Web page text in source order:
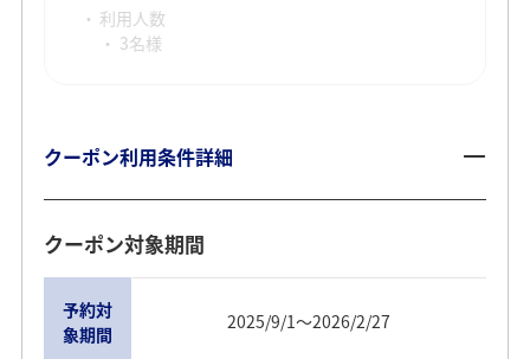
利用人数
3名様
クーポン利用条件詳細
クーポン対象期間
予約対
象期間
2025/9/1～2026/2/27